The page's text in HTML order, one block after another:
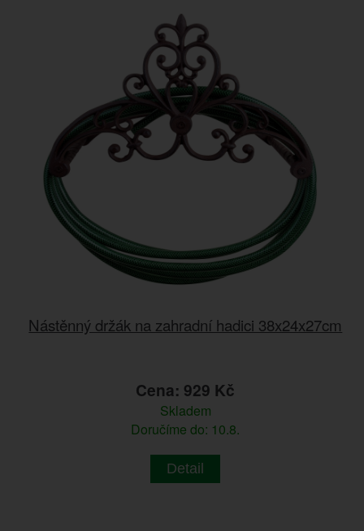
Nástěnný držák na zahradní hadici 38x24x27cm
Cena: 929 Kč
Skladem
Doručíme do: 10.8.
Detail